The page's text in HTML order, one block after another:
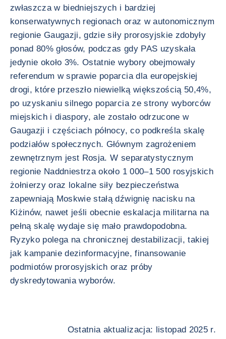
zwłaszcza w biedniejszych i bardziej
konserwatywnych regionach oraz w autonomicznym
regionie Gaugazji, gdzie siły prorosyjskie zdobyły
ponad 80% głosów, podczas gdy PAS uzyskała
jedynie około 3%. Ostatnie wybory obejmowały
referendum w sprawie poparcia dla europejskiej
drogi, które przeszło niewielką większością 50,4%,
po uzyskaniu silnego poparcia ze strony wyborców
miejskich i diaspory, ale zostało odrzucone w
Gaugazji i częściach północy, co podkreśla skalę
podziałów społecznych. Głównym zagrożeniem
zewnętrznym jest Rosja. W separatystycznym
regionie Naddniestrza około 1 000–1 500 rosyjskich
żołnierzy oraz lokalne siły bezpieczeństwa
zapewniają Moskwie stałą dźwignię nacisku na
Kiżinów, nawet jeśli obecnie eskalacja militarna na
pełną skalę wydaje się mało prawdopodobna.
Ryzyko polega na chronicznej destabilizacji, takiej
jak kampanie dezinformacyjne, finansowanie
podmiotów prorosyjskich oraz próby
dyskredytowania wyborów.
Ostatnia aktualizacja: listopad 2025 r.